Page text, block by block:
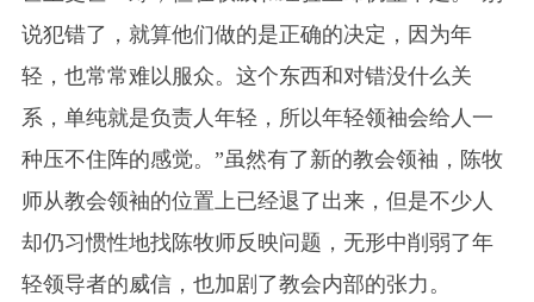
说犯错了，就算他们做的是正确的决定，因为年
轻，也常常难以服众。这个东西和对错没什么关
系，单纯就是负责人年轻，所以年轻领袖会给人一
种压不住阵的感觉。”虽然有了新的教会领袖，陈牧
师从教会领袖的位置上已经退了出来，但是不少人
却仍习惯性地找陈牧师反映问题，无形中削弱了年
轻领导者的威信，也加剧了教会内部的张力。